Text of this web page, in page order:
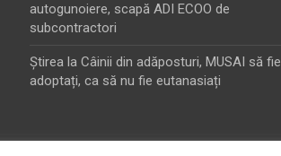
autogunoiere, scapă ADI ECOO de
subcontractori
Ştirea la Câinii din adăposturi, MUSAI să fie
adoptați, ca să nu fie eutanasiați